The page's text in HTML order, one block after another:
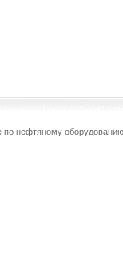
по нефтяному оборудованию